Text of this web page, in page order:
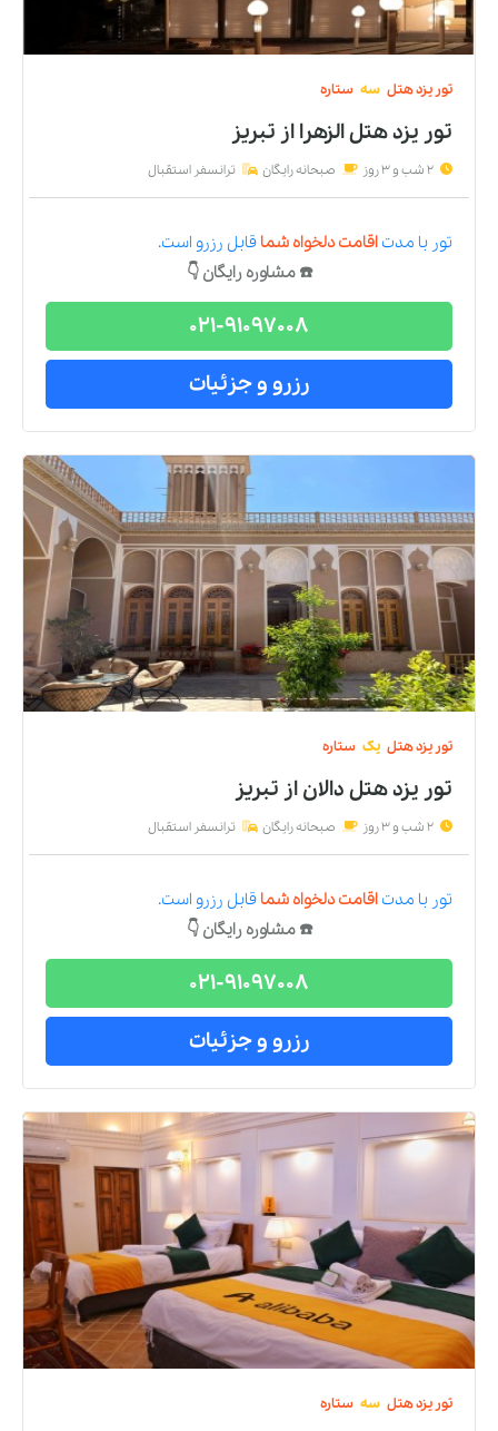
تور یزدهتل سه ستاره
تور یزد هتل الزهرااز تبریز
2 شب و 3 روز صبحانه رایگان ترانسفر استقبال
تور با مدتاقامت دلخواه شما قابل رزرو است.
☎️ مشاوره رایگان 👇
021-91097008
رزرو و جزئیات
تور یزدهتل یک ستاره
تور یزد هتل دالاناز تبریز
2 شب و 3 روز صبحانه رایگان ترانسفر استقبال
تور با مدتاقامت دلخواه شما قابل رزرو است.
☎️ مشاوره رایگان 👇
021-91097008
رزرو و جزئیات
تور یزدهتل سه ستاره